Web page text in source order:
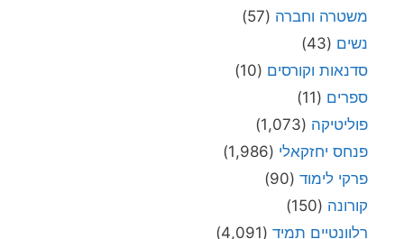
משטרה וחברה (57)
נשים (43)
סדנאות וקורסים (10)
ספרים (11)
פוליטיקה (1,073)
פנחס יחזקאלי (1,986)
פרקי לימוד (90)
קורונה (150)
רלוונטיים תמיד (4,091)